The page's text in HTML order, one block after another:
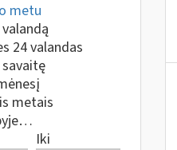
metu
24 valandas
metais
Iki